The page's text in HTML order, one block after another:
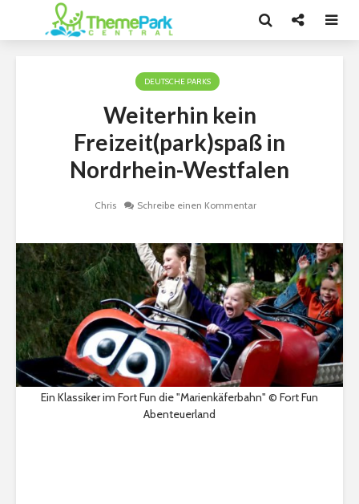
DEUTSCHE PARKS
Weiterhin kein
Freizeit(park)spaß in
Nordrhein-Westfalen
Chris Schreibe einen Kommentar
Ein Klassiker im Fort Fun die "Marienkäferbahn" © Fort Fun
Abenteuerland